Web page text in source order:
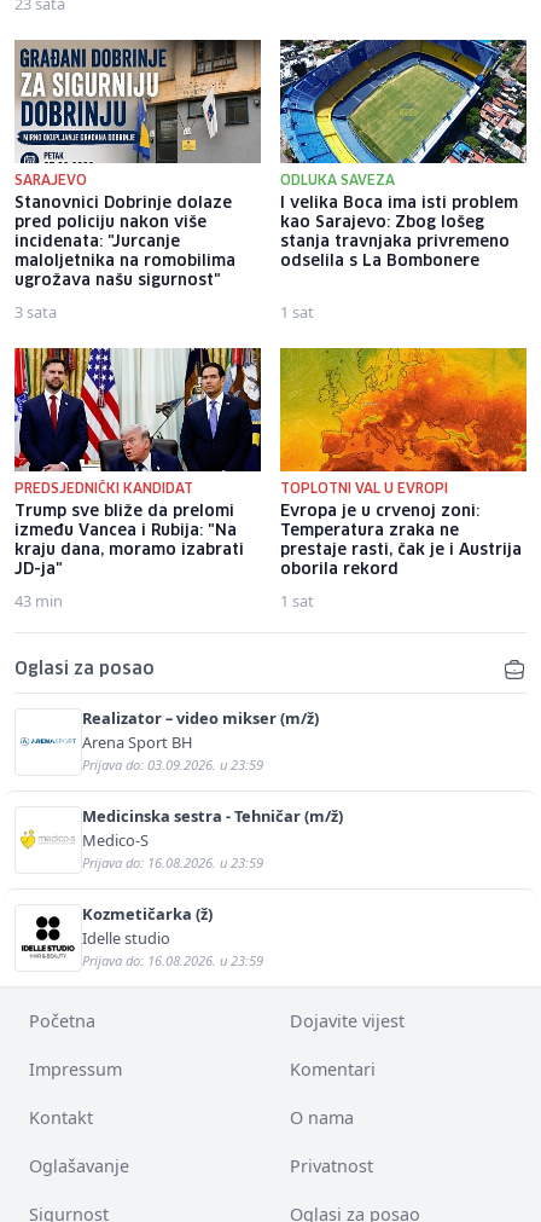
SARAJEVO
Stanovnici Dobrinje dolaze
pred policiju nakon više
incidenata: "Jurcanje
maloljetnika na romobilima
ugrožava našu sigurnost"
3 sata
ODLUKA SAVEZA
I velika Boca ima isti problem
kao Sarajevo: Zbog lošeg
stanja travnjaka privremeno
odselila s La Bombonere
1 sat
PREDSJEDNIČKI KANDIDAT
Trump sve bliže da prelomi
između Vancea i Rubija: "Na
kraju dana, moramo izabrati
JD-ja"
43 min
TOPLOTNI VAL U EVROPI
Evropa je u crvenoj zoni:
Temperatura zraka ne
prestaje rasti, čak je i Austrija
oborila rekord
1 sat
Oglasi za posao
Realizator – video mikser (m/ž)
Arena Sport BH
Prijava do: 03.09.2026. u 23:59
Medicinska sestra - Tehničar (m/ž)
Medico-S
Prijava do: 16.08.2026. u 23:59
Kozmetičarka (ž)
Idelle studio
Prijava do: 16.08.2026. u 23:59
Početna Dojavite vijest
Impressum Komentari
Kontakt O nama
Oglašavanje Privatnost
Sigurnost Oglasi za posao